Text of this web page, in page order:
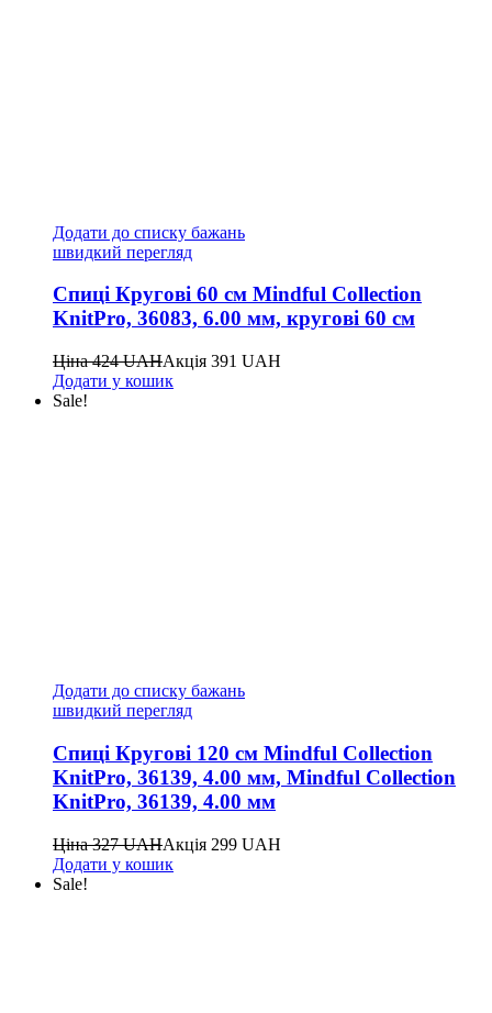
Додати до списку бажань
швидкий перегляд
Спиці Кругові 60 см Mindful Collection
KnitPro, 36083, 6.00 мм, кругові 60 см
Ціна424UAHАкція 391 UAH
Додати у кошик
Sale!
Додати до списку бажань
швидкий перегляд
Спиці Кругові 120 см Mindful Collection
KnitPro, 36139, 4.00 мм, Mindful Collection
KnitPro, 36139, 4.00 мм
Ціна327UAHАкція 299 UAH
Додати у кошик
Sale!